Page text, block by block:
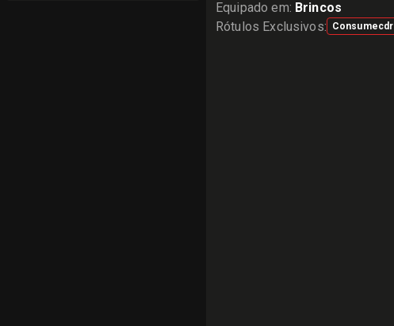
Equipado em: Brincos
Rótulos Exclusivos: Consumecdr